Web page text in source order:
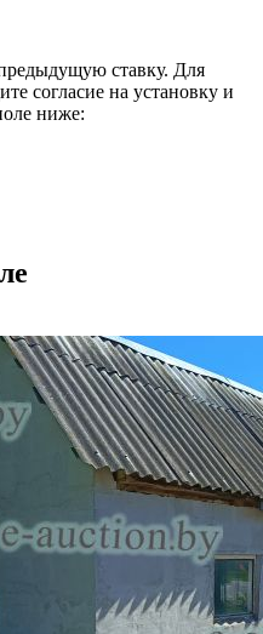
ставку. Для
согласие на установку и
ниже: